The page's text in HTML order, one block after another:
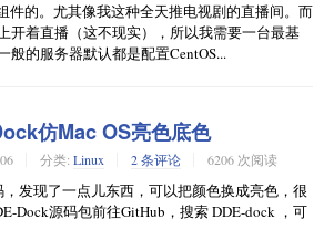
件的。尤其像我这种全天推电视剧的直播间。而
开着直播（这不现实），所以我需要一台最基
般的服务器默认都是配置CentOS...
仿Mac OS亮色底色
分类: Linux 2 条评论 6206 次阅读
发现了一点儿东西，可以把颜色换成亮色，很
Dock源码包前往GitHub，搜索 DDE-dock ，可